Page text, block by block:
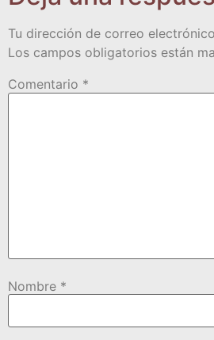
Tu dirección de correo
Los campos obligatorios están
Comentario *
Nombre *